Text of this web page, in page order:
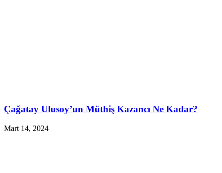
Çağatay Ulusoy’un Müthiş Kazancı Ne Kadar?
Mart 14, 2024